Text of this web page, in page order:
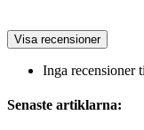
Visa recensioner
Inga recensioner
Senaste artiklarna: